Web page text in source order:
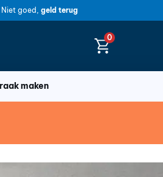
Niet goed, geld terug
0
maken